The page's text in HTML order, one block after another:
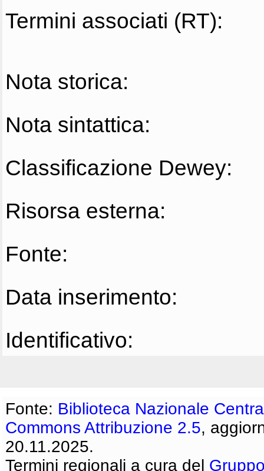
Termini associati (RT):
Nota storica:
Nota sintattica:
Classificazione Dewey:
Risorsa esterna:
Fonte:
Data inserimento:
Identificativo:
Fonte: Biblioteca Nazionale
Commons Attribuzione 2.5,
20.11.2025.
Termini regionali a cura del